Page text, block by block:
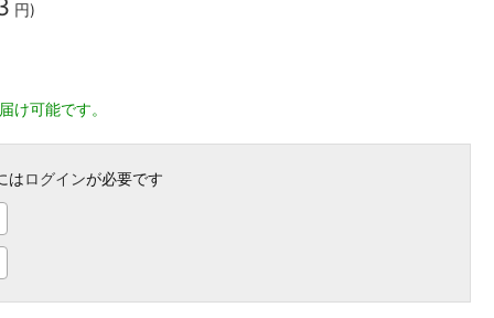
円)
け可能です。
はログインが必要です